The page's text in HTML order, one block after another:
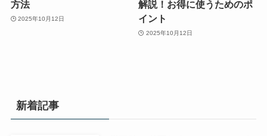
方法
2025年10月12日
解説！お得に使うためのポ
イント
2025年10月12日
新着記事